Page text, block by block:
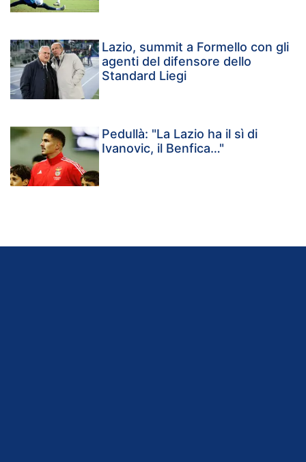
Lazio, summit a Formello con gli
agenti del difensore dello
Standard Liegi
Pedullà: "La Lazio ha il sì di
Ivanovic, il Benfica…"